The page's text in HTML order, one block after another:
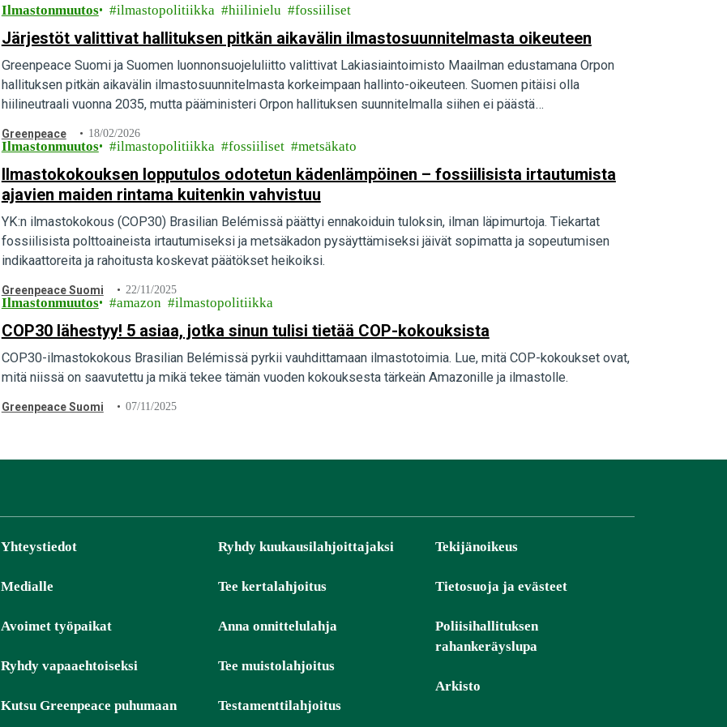
Ilmastonmuutos ilmastopolitiikka hiilinielu fossiiliset
Järjestöt valittivat hallituksen pitkän aikavälin ilmastosuunnitelmasta oikeuteen
Greenpeace Suomi ja Suomen luonnonsuojeluliitto valittivat Lakiasiaintoimisto Maailman edustamana Orpon
hallituksen pitkän aikavälin ilmastosuunnitelmasta korkeimpaan hallinto-oikeuteen. Suomen pitäisi olla
hiilineutraali vuonna 2035, mutta pääministeri Orpon hallituksen suunnitelmalla siihen ei päästä…
Greenpeace 18/02/2026
Ilmastonmuutos ilmastopolitiikka fossiiliset metsäkato
Ilmastokokouksen lopputulos odotetun kädenlämpöinen – fossiilisista irtautumista
ajavien maiden rintama kuitenkin vahvistuu
YK:n ilmastokokous (COP30) Brasilian Belémissä päättyi ennakoiduin tuloksin, ilman läpimurtoja. Tiekartat
fossiilisista polttoaineista irtautumiseksi ja metsäkadon pysäyttämiseksi jäivät sopimatta ja sopeutumisen
indikaattoreita ja rahoitusta koskevat päätökset heikoiksi.
Greenpeace Suomi 22/11/2025
Ilmastonmuutos amazon ilmastopolitiikka
COP30 lähestyy! 5 asiaa, jotka sinun tulisi tietää COP-kokouksista
COP30-ilmastokokous Brasilian Belémissä pyrkii vauhdittamaan ilmastotoimia. Lue, mitä COP-kokoukset ovat,
mitä niissä on saavutettu ja mikä tekee tämän vuoden kokouksesta tärkeän Amazonille ja ilmastolle.
Greenpeace Suomi 07/11/2025
Yhteystiedot
Medialle
Avoimet työpaikat
Ryhdy vapaaehtoiseksi
Kutsu Greenpeace puhumaan
Ryhdy kuukausilahjoittajaksi
Tee kertalahjoitus
Anna onnittelulahja
Tee muistolahjoitus
Testamenttilahjoitus
Tekijänoikeus
Tietosuoja ja evästeet
Poliisihallituksen
rahankeräyslupa
Arkisto